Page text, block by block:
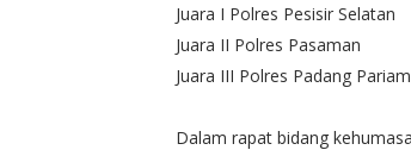
Juara I Polres Pesisir Selatan
Juara II Polres Pasaman
Juara III Polres Padang
Dalam rapat bidang